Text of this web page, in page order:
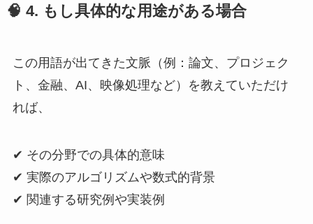
🧠 4. もし具体的な用途がある場合
この用語が出てきた文脈（例：論文、プロジェク
ト、金融、AI、映像処理など）を教えていただけ
れば、
✔ その分野での具体的意味
✔ 実際のアルゴリズムや数式的背景
✔ 関連する研究例や実装例